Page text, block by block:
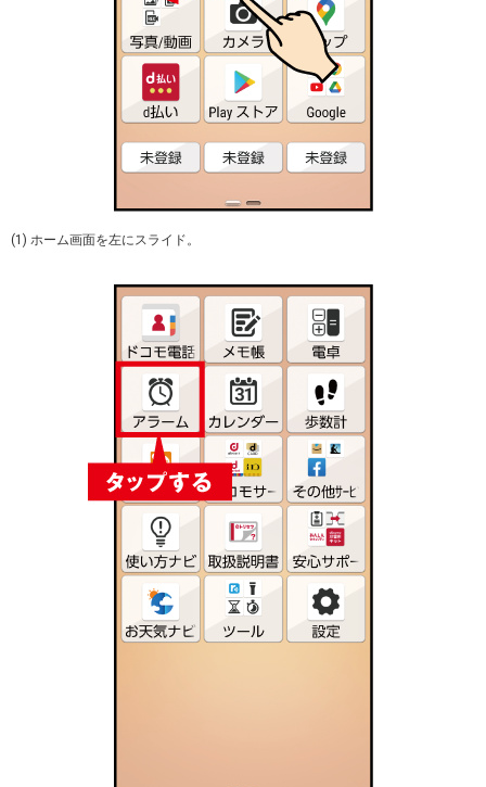
(1) ホーム画面を左にスライド。